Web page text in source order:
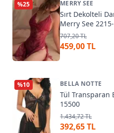
%25 MERRY SEE
Sırt Dekolteli
Merry See 2215-
707,20 TL
459,00 TL
%10 BELLA NOTTE
Tül Transparan
15500
1.434,72 TL
392,65 TL